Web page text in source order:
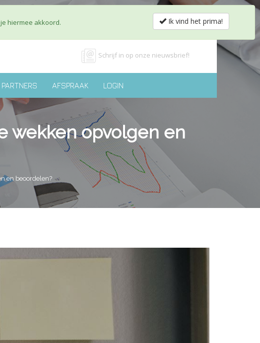
nl fr
Schrijf in op onze nieuwsbrief!
PARTNERS AFSPRAAK LOGIN
wekken opvolgen en
en beoordelen?
hiermee akkoord. Ik vind het prima!